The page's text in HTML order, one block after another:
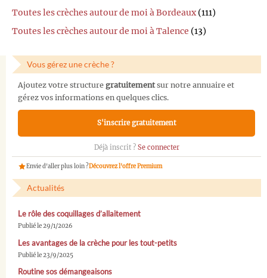
Toutes les crèches autour de moi à Bordeaux(111)
Toutes les crèches autour de moi à Talence (13)
Vous gérez une crèche ?
Ajoutez votre structure gratuitementsur notre annuaire et
gérez vos informations en quelques clics.
S'inscrire gratuitement
Déjà inscrit ? Se connecter
Envie d'aller plus loin ?Découvrez l'offre Premium
Actualités
Le rôle des coquillages d’allaitement
Publié le 29/1/2026
Les avantages de la crèche pour les tout-petits
Publié le 23/9/2025
Routine sos démangeaisons